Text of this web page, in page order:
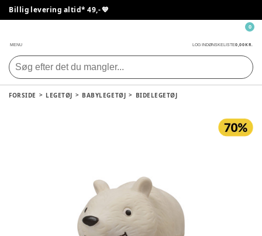
Billig levering altid* 49,- 💙
MENU LOG INDØNSKELISTE0,00 KR.
0
FORSIDE LEGETØJ BABYLEGETØJ BIDELEGETØJ